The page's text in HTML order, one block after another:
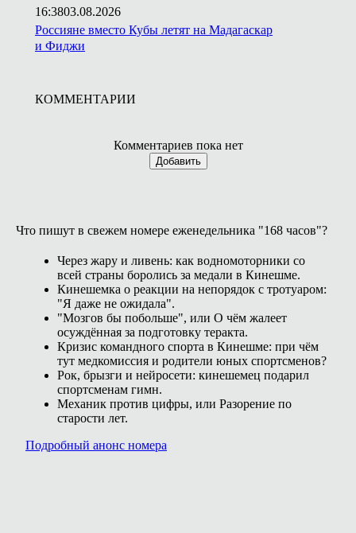
16:3803.08.2026
Россияне вместо Кубы летят на Мадагаскар
и Фиджи
КОММЕНТАРИИ
Комментариев пока нет
Добавить
Что пишут в свежем номере еженедельника "168 часов"?
Через жару и ливень: как водномоторники со
всей страны боролись за медали в Кинешме.
Кинешемка о реакции на непорядок с тротуаром:
"Я даже не ожидала".
"Мозгов бы побольше", или О чём жалеет
осуждённая за подготовку теракта.
Кризис командного спорта в Кинешме: при чём
тут медкомиссия и родители юных спортсменов?
Рок, брызги и нейросети: кинешемец подарил
спортсменам гимн.
Механик против цифры, или Разорение по
старости лет.
Подробный анонс номера